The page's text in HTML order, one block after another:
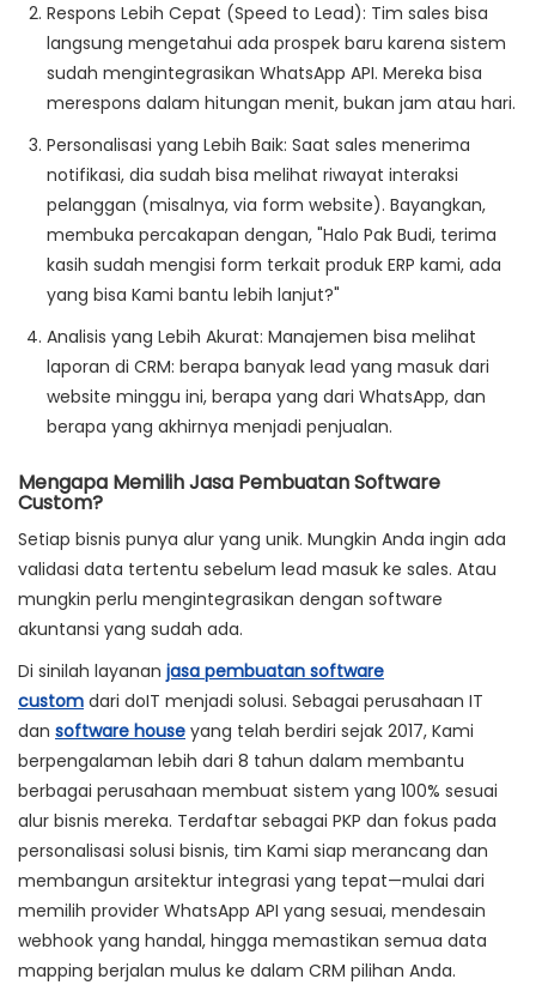
Respons Lebih Cepat (Speed to Lead): Tim sales bisa
langsung mengetahui ada prospek baru karena sistem
sudah mengintegrasikan WhatsApp API. Mereka bisa
merespons dalam hitungan menit, bukan jam atau hari.
Personalisasi yang Lebih Baik: Saat sales menerima
notifikasi, dia sudah bisa melihat riwayat interaksi
pelanggan (misalnya, via form website). Bayangkan,
membuka percakapan dengan, "Halo Pak Budi, terima
kasih sudah mengisi form terkait produk ERP kami, ada
yang bisa Kami bantu lebih lanjut?"
Analisis yang Lebih Akurat: Manajemen bisa melihat
laporan di CRM: berapa banyak lead yang masuk dari
website minggu ini, berapa yang dari WhatsApp, dan
berapa yang akhirnya menjadi penjualan.
Mengapa Memilih Jasa Pembuatan Software
Custom?
Setiap bisnis punya alur yang unik. Mungkin Anda ingin ada
validasi data tertentu sebelum lead masuk ke sales. Atau
mungkin perlu mengintegrasikan dengan software
akuntansi yang sudah ada.
Di sinilah layanan jasa pembuatan software
custom dari doIT menjadi solusi. Sebagai perusahaan IT
dan software house yang telah berdiri sejak 2017, Kami
berpengalaman lebih dari 8 tahun dalam membantu
berbagai perusahaan membuat sistem yang 100% sesuai
alur bisnis mereka. Terdaftar sebagai PKP dan fokus pada
personalisasi solusi bisnis, tim Kami siap merancang dan
membangun arsitektur integrasi yang tepat—mulai dari
memilih provider WhatsApp API yang sesuai, mendesain
webhook yang handal, hingga memastikan semua data
mapping berjalan mulus ke dalam CRM pilihan Anda.